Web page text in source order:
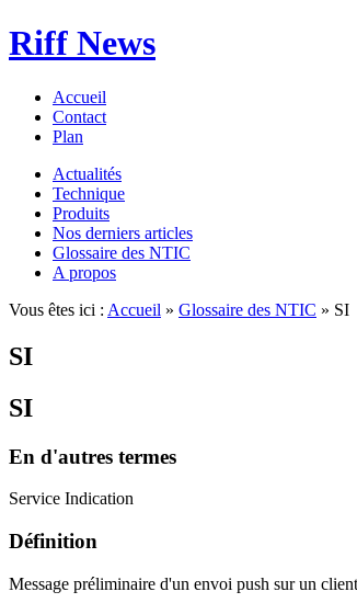
Riff News
Accueil
Contact
Plan
Actualités
Technique
Produits
Nos derniers articles
Glossaire des NTIC
A propos
Vous êtes ici : Accueil » Glossaire des NTIC » SI
SI
SI
En d'autres termes
Service Indication
Définition
Message préliminaire d'un envoi push sur un